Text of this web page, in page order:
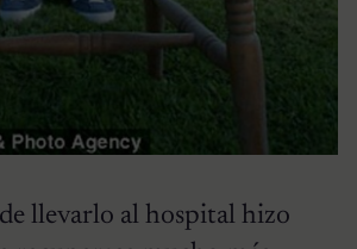
llevarlo al hospital hizo